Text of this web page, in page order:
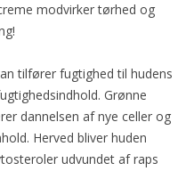
modvirker tørhed og
tilfører fugtighed til hudens
Grønne
dannelsen af nye celler og
Herved bliver huden
udvundet af raps